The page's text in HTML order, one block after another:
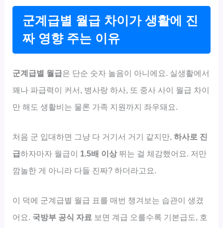
군계급별 월급 차이가 생활에 진
짜 영향 주는 이유
군계급별 월급은 단순 숫자 놀음이 아니에요. 실생활에서
꽤나 파급력이 커서, 병사랑 하사, 또 중사 사이 월급 차이
만 해도 생활비는 물론 가족 지원까지 좌우돼요.
처음 군 입대하면 그냥 다 거기서 거기 같지만,하사로 진
급하자마자 월급이 1.5배 이상뛰는 걸 체감했어요. 저만
깜놀한 게 아니라 다들 진짜? 하더라고요.
이 덕에 군계급별 월급 표를 매번 챙겨보는 습관이 생겼
어요. 국방부 공식 자료 보면 계급 오를수록 기본급도, 호